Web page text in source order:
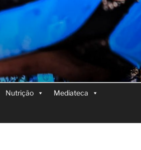
Nutrição Mediateca